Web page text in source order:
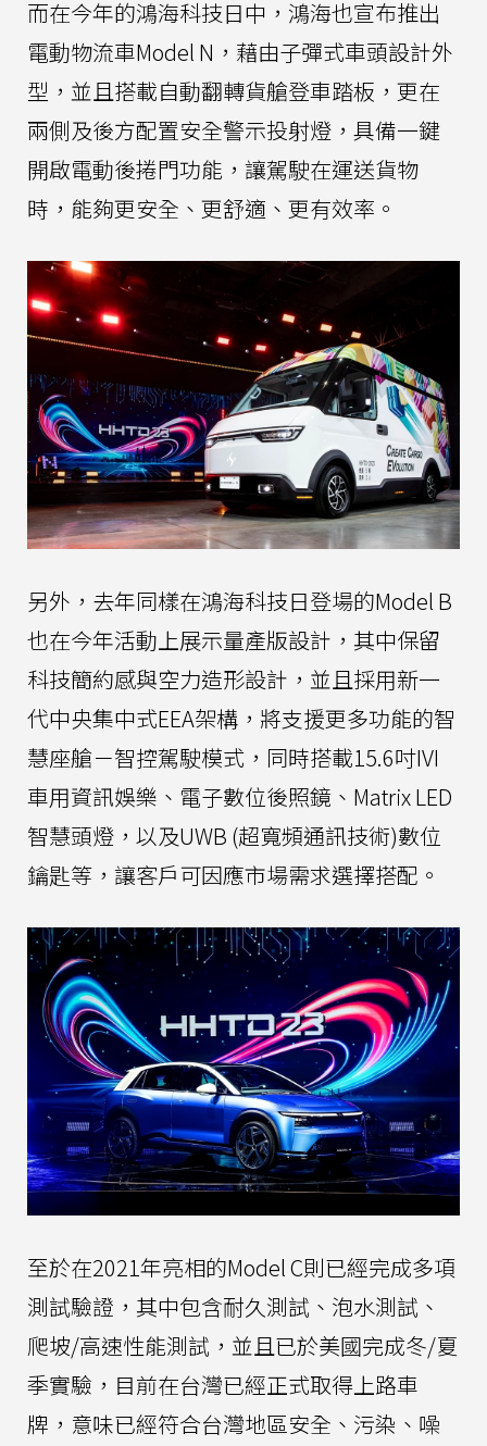
而在今年的鴻海科技日中，鴻海也宣布推出
電動物流車Model N，藉由子彈式車頭設計外
型，並且搭載自動翻轉貨艙登車踏板，更在
兩側及後方配置安全警示投射燈，具備一鍵
開啟電動後捲門功能，讓駕駛在運送貨物
時，能夠更安全、更舒適、更有效率。
另外，去年同樣在鴻海科技日登場的Model B
也在今年活動上展示量產版設計，其中保留
科技簡約感與空力造形設計，並且採用新一
代中央集中式EEA架構，將支援更多功能的智
慧座艙－智控駕駛模式，同時搭載15.6吋IVI
車用資訊娛樂、電子數位後照鏡、Matrix LED
智慧頭燈，以及UWB (超寬頻通訊技術)數位
鑰匙等，讓客戶可因應市場需求選擇搭配。
至於在2021年亮相的Model C則已經完成多項
測試驗證，其中包含耐久測試、泡水測試、
爬坡/高速性能測試，並且已於美國完成冬/夏
季實驗，目前在台灣已經正式取得上路車
牌，意味已經符合台灣地區安全、污染、噪